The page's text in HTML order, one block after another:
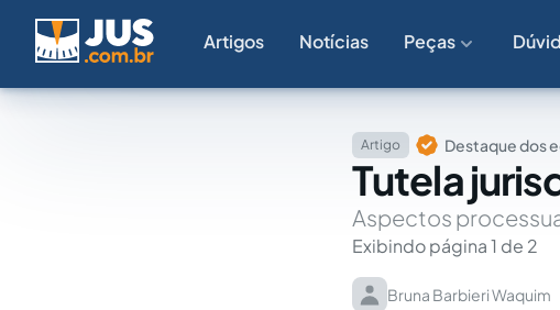
Artigos Notícias Peças
Artigo Destaque dos
Tutela
Aspectos
Exibindo página 1 de 2
Bruna Barbieri Waquim